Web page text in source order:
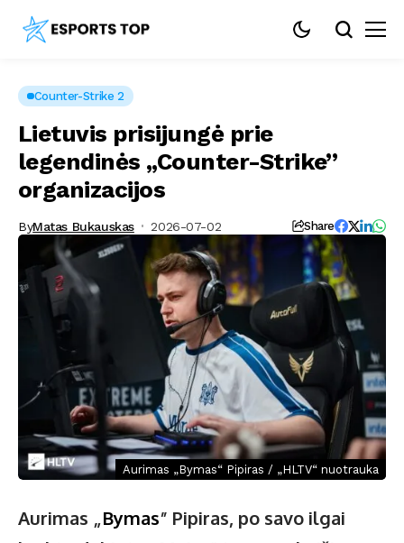
Counter-Strike 2
Lietuvis prisijungė prie
legendinės „Counter-Strike”
organizacijos
ByMatas Bukauskas 2026-07-02 Share
Aurimas „Bymas“ Pipiras / „HLTV“ nuotrauka
Aurimas „Bymas” Pipiras, po savo ilgai